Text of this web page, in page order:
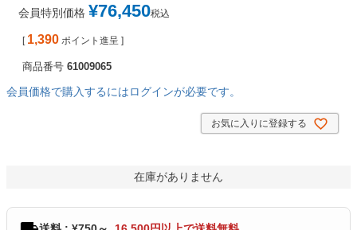
会員特別価格 ¥76,450税込
[ 1,390 ポイント進呈 ]
商品番号 61009065
会員価格で購入するにはログインが必要です。
お気に入りに登録する
在庫がありません